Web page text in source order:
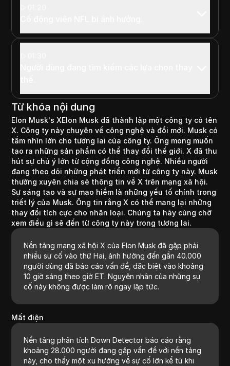
Từ khóa nội dung
Elon Musk's XElon Musk đã thành lập một công ty có tên
X. Công ty này chuyên về công nghệ và đổi mới. Musk có
tầm nhìn lớn cho tương lai của công ty. Ông mong muốn
tạo ra những sản phẩm có thể thay đổi thế giới. X đã thu
hút sự chú ý lớn từ cộng đồng công nghệ. Nhiều người
đang theo dõi những phát triển mới từ công ty này. Musk
thường xuyên chia sẻ thông tin về X trên mạng xã hội.
Sự sáng tạo và sự mạo hiểm là những yếu tố chính trong
triết lý của Musk. Ông tin rằng X có thể mang lại những
thay đổi tích cực cho nhân loại. Chúng ta hãy cùng chờ
xem điều gì sẽ đến từ công ty này trong tương lai.
Nền tảng mạng xã hội X của Elon Musk đã gặp phải
nhiều sự cố vào thứ Hai, ảnh hưởng đến gần 40.000
người dùng đã báo cáo vấn đề, đặc biệt vào khoảng
10 giờ sáng theo giờ ET. Nguyên nhân của những sự
cố này không được làm rõ ngay lập tức.
Mất điện
Nền tảng phân tích Down Detector báo cáo rằng
khoảng 28.000 người đang gặp vấn đề với nền tảng
này, cho thấy một xu hướng về sự cố lớn kể từ khi